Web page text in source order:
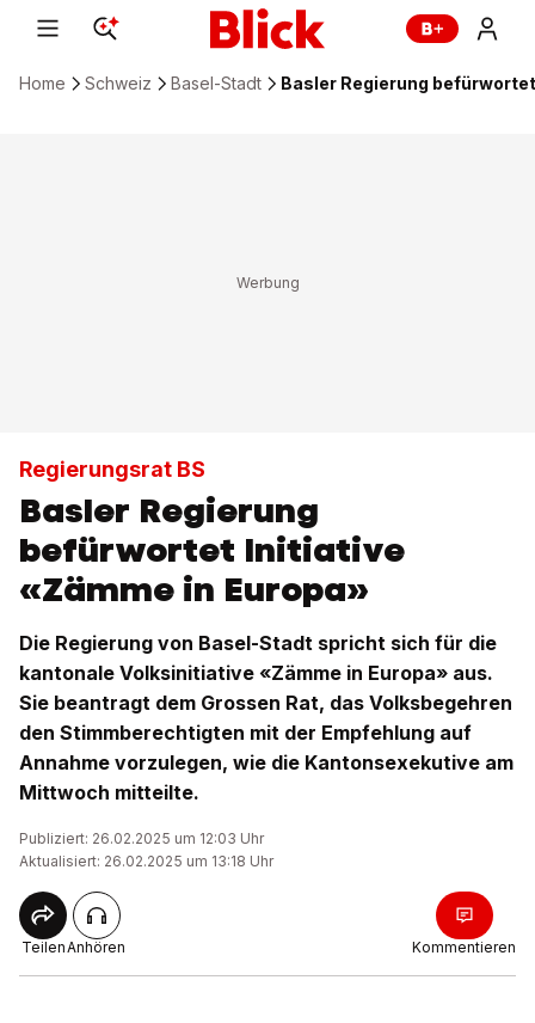
Home Schweiz Basel-Stadt Basler Regierung
Regierungsrat BS
Basler Regierung
befürwortet Initiative
«Zämme in Europa»
Die Regierung von Basel-Stadt spricht sich für die
kantonale Volksinitiative «Zämme in Europa» aus.
Sie beantragt dem Grossen Rat, das Volksbegehren
den Stimmberechtigten mit der Empfehlung auf
Annahme vorzulegen, wie die Kantonsexekutive am
Mittwoch mitteilte.
Publiziert: 26.02.2025 um 12:03 Uhr
Aktualisiert: 26.02.2025 um 13:18 Uhr
TeilenAnhören Kommentieren